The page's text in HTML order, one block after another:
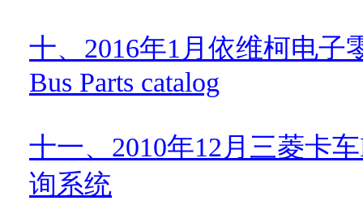
十、 2016年1 月依维柯电子
Bus Parts catalog
十一、 2010年12月三菱卡车
询系统